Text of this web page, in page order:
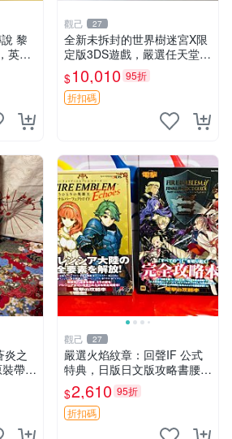
黎
英文
2
觀己 27
全新未拆封的世界樹迷宮X限
定版3DS遊戲，嚴選任天堂現
貨 世界樹迷宮 X 限定 版本
游戲 任天堂 3ds
$10,010 95折
折扣碼
炎之
帶側
蒼
日版
觀己 27
嚴選火焰紋章：回聲IF 公式
特典，日版日文版攻略書腰遊
戲，95成新手辦收藏推薦 火
焰紋章 時代典藏 游戲本體
$2,610 95折
折扣碼